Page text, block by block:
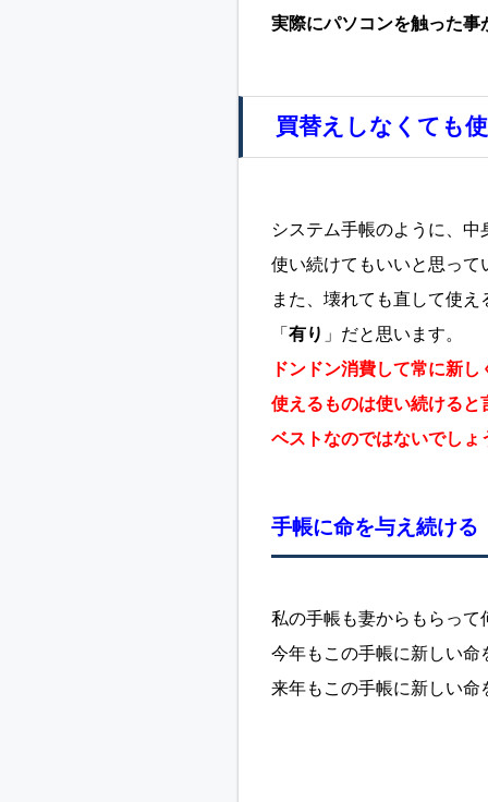
実際にパソコンを触った事
買替えしなくても
システム手帳のように、中
使い続けてもいいと思って
また、壊れても直して使
「 有り 」だと思います。
ドンドン消費して常に新し
使えるものは使い続けると
ベストなのではないでしょ
手帳に命を与え続ける
私の手帳も妻からもらって
今年もこの手帳に新しい命
来年もこの手帳に新しい命